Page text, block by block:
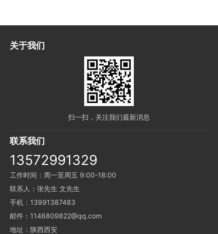
关于我们
扫一扫，关注我们最新消息
联系我们
13572991329
工作时间：周一至周五 9:00-18:00
联系人：张先生 文先生
手机：13991387483
邮件：1146809822@qq.com
地址：陕西西安